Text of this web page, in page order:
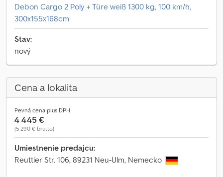
Debon Cargo 2 Poly + Türe weiß 1300 kg, 100 km/h,
300x155x168cm
Stav:
nový
Cena a lokalita
Pevná cena plus DPH
4 445 €
(5 290 € brutto)
Umiestnenie predajcu:
Reuttier Str. 106, 89231 Neu-Ulm, Nemecko